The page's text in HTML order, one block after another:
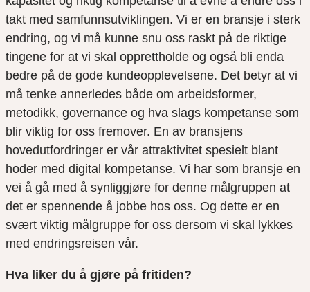
takt med samfunnsutviklingen. Vi er en bransje i sterk
endring, og vi må kunne snu oss raskt på de riktige
tingene for at vi skal opprettholde og også bli enda
bedre på de gode kundeopplevelsene. Det betyr at vi
må tenke annerledes både om arbeidsformer,
metodikk, governance og hva slags kompetanse som
blir viktig for oss fremover. En av bransjens
hovedutfordringer er vår attraktivitet spesielt blant
hoder med digital kompetanse. Vi har som bransje en
vei å gå med å synliggjøre for denne målgruppen at
det er spennende å jobbe hos oss. Og dette er en
svært viktig målgruppe for oss dersom vi skal lykkes
med endringsreisen vår.
Hva liker du å gjøre på fritiden?